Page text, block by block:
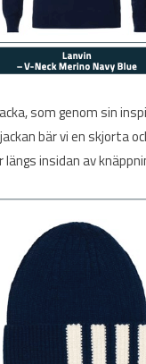
som genom sin
bär vi en skjorta
insidan av